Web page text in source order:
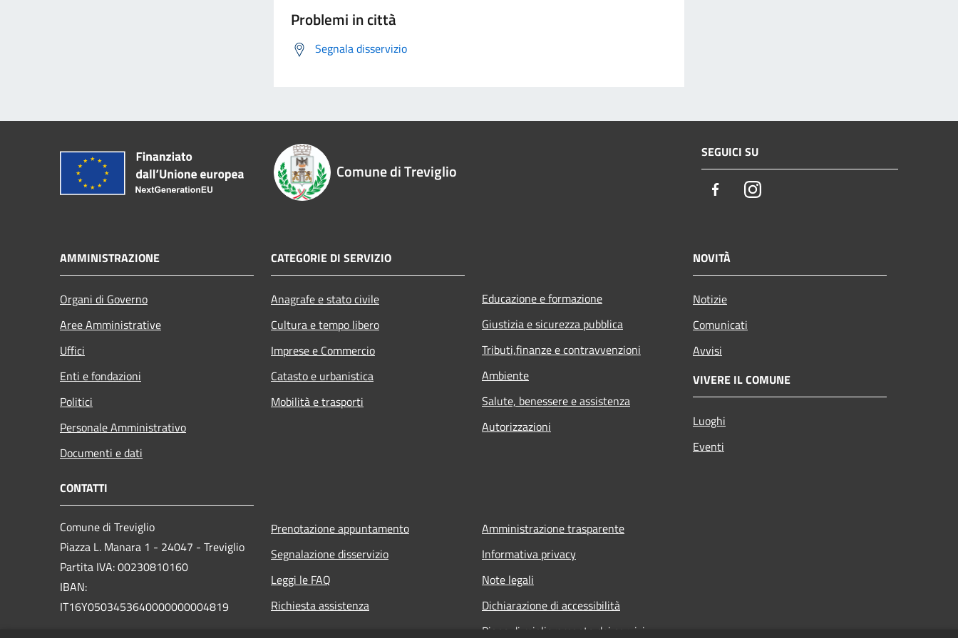
Problemi in città
Segnala disservizio
Comune di Treviglio
SEGUICI SU
FacebookInstagram
AMMINISTRAZIONE
Organi di Governo
Aree Amministrative
Uffici
Enti e fondazioni
Politici
Personale Amministrativo
Documenti e dati
CATEGORIE DI SERVIZIO
Anagrafe e stato civile
Cultura e tempo libero
Imprese e Commercio
Catasto e urbanistica
Mobilità e trasporti
Educazione e formazione
Giustizia e sicurezza pubblica
Tributi,finanze e contravvenzioni
Ambiente
Salute, benessere e assistenza
Autorizzazioni
NOVITÀ
Notizie
Comunicati
Avvisi
VIVERE IL COMUNE
Luoghi
Eventi
CONTATTI
Comune di Treviglio
Piazza L. Manara 1 - 24047 - Treviglio
Partita IVA: 00230810160
IBAN:
IT16Y0503453640000000004819
Prenotazione appuntamento
Segnalazione disservizio
Leggi le FAQ
Richiesta assistenza
Amministrazione trasparente
Informativa privacy
Note legali
Dichiarazione di accessibilità
Piano di miglioramento dei servizi